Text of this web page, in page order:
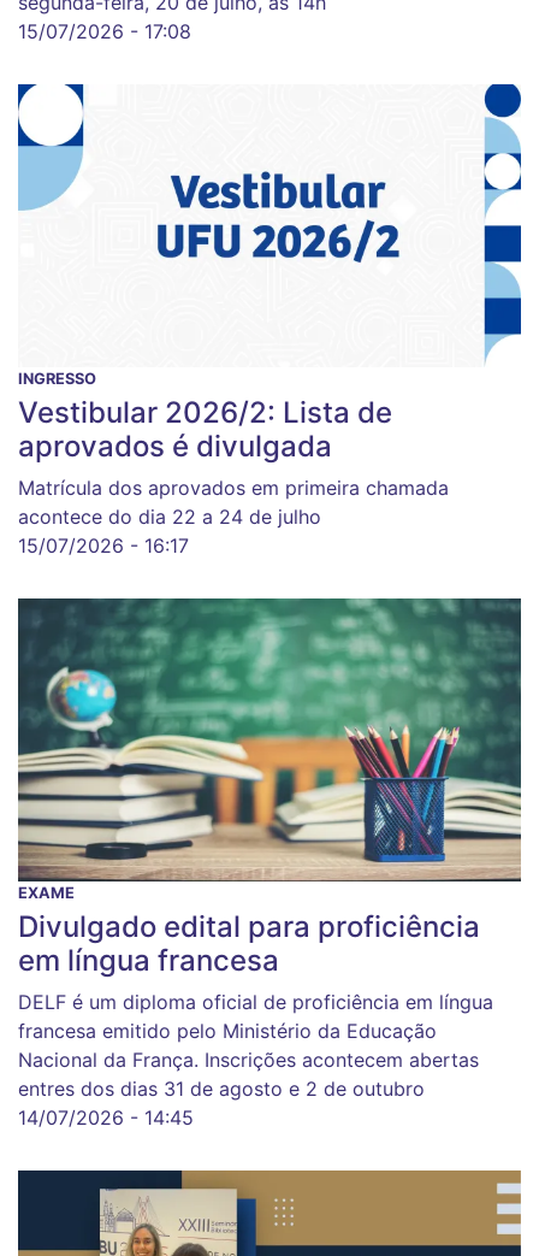
15/07/2026 - 17:08
INGRESSO
Vestibular 2026/2: Lista de
aprovados é divulgada
Matrícula dos aprovados em primeira chamada
acontece do dia 22 a 24 de julho
15/07/2026 - 16:17
EXAME
Divulgado edital para proficiência
em língua francesa
DELF é um diploma oficial de proficiência em língua
francesa emitido pelo Ministério da Educação
Nacional da França. Inscrições acontecem abertas
entres dos dias 31 de agosto e 2 de outubro
14/07/2026 - 14:45